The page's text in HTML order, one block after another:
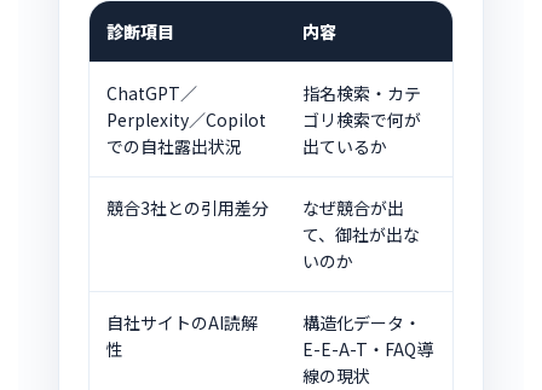
診断項目 内容
ChatGPT／
Perplexity／Copilot
での自社露出状況
指名検索・カテ
ゴリ検索で何が
出ているか
競合3社との引用差分
なぜ競合が出
て、御社が出な
いのか
自社サイトのAI読解
性
構造化データ・
E-E-A-T・FAQ導
線の現状